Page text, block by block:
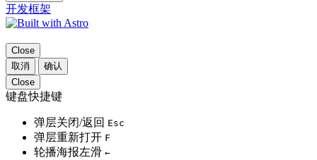
开发框架
Close
取消
确认
Close
键盘快捷键
弹层关闭/返回 Esc
弹层重新打开 F
轮播海报左滑 ←